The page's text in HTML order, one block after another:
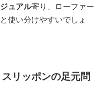
ュアル寄り、ローファー
使い分けやすいでしょ
リッポンの足元問